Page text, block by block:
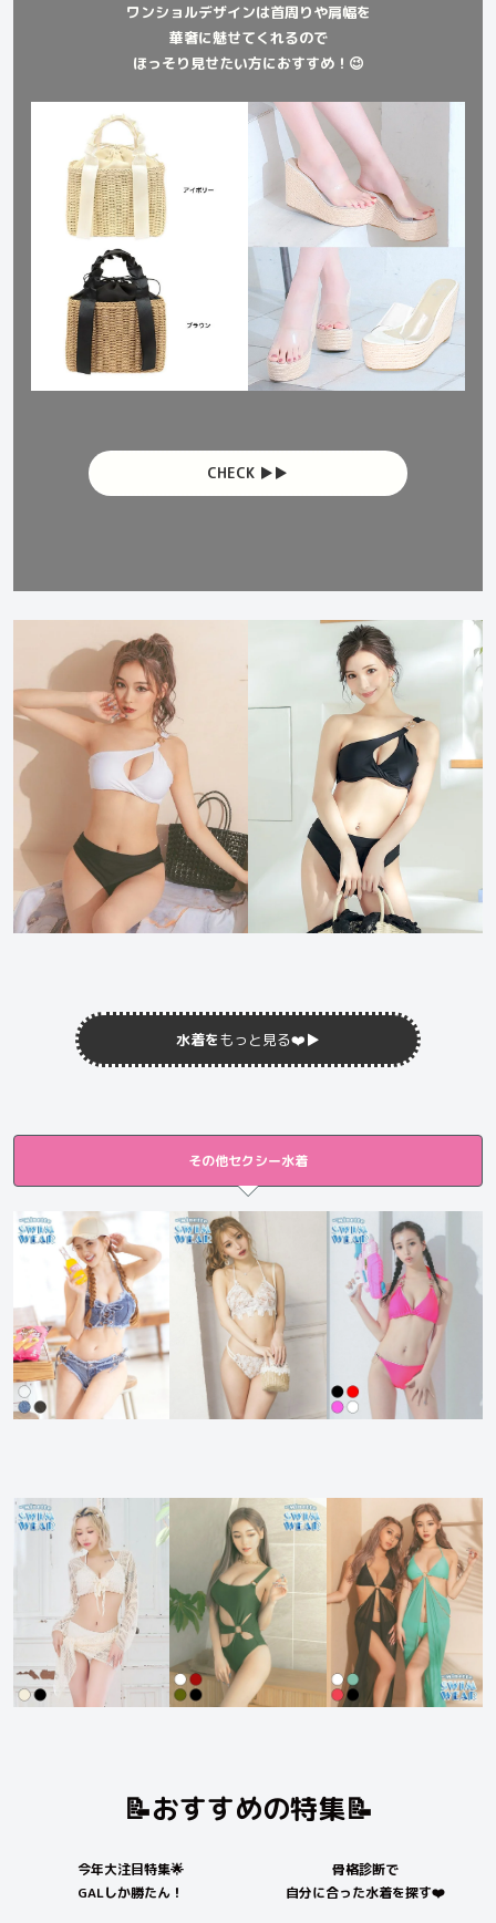
ワンショルデザインは首周りや肩幅を
華奢に魅せてくれるので
ほっそり見せたい方におすすめ！😉
CHECK ▶︎▶︎
水着をもっと見る❤️▶︎
その他セクシー水着
📝おすすめの特集📝
今年大注目特集🌟
GALしか勝たん！
骨格診断で
自分に合った水着を探す❤️